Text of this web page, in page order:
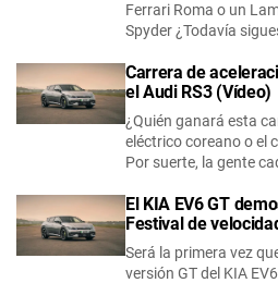
Ferrari Roma o un
Spyder ¿Todavía
Carrera de
el Audi RS3 (Vídeo)
¿Quién ganará esta
eléctrico coreano o el
Por suerte, la gente
El KIA EV6 GT
Festival de
Será la primera vez
versión GT del KIA